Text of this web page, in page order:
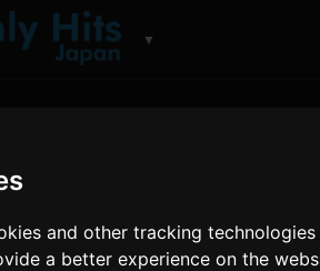
and other tracking
a better experience on the
▼